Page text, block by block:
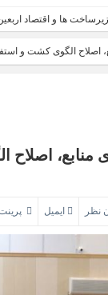
اصلاح الگوی کشت و
منابع،
نظر ایمیل